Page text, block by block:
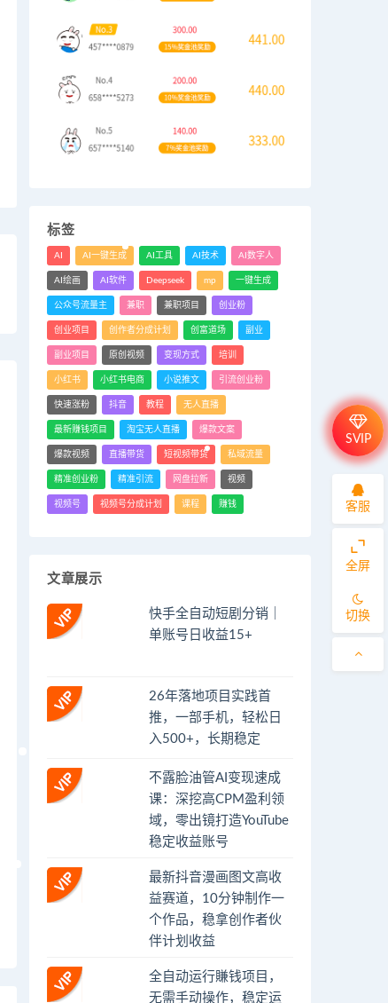
标签
AI AI一键生成 AI工具 AI技术 AI数字人
AI绘画 AI软件 Deepseek mp 一键生成
公众号流量主 兼职 兼职项目 创业粉
创业项目 创作者分成计划 创富道场 副业
副业项目 原创视频 变现方式 培训
小红书 小红书电商 小说推文 引流创业粉
快速涨粉 抖音 教程 无人直播
最新赚钱项目 淘宝无人直播 爆款文案
爆款视频 直播带货 短视频带货 私域流量
精准创业粉 精准引流 网盘拉新 视频
视频号 视频号分成计划 课程 赚钱
文章展示
快手全自动短剧分销｜
单账号日收益15+
26年落地项目实践首
推，一部手机，轻松日
入500+，长期稳定
不露脸油管AI变现速成
课：深挖高CPM盈利领
域，零出镜打造YouTube
稳定收益账号
最新抖音漫画图文高收
益赛道，10分钟制作一
个作品，稳拿创作者伙
伴计划收益
全自动运行賺钱项目，
无需手动操作，稳定运
SVIP
客服
全屏
切换